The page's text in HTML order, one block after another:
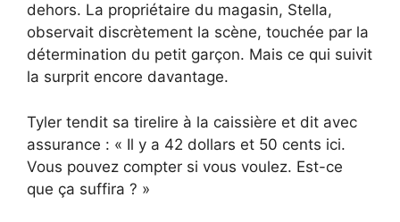
dehors. La propriétaire du magasin, Stella,
observait discrètement la scène, touchée par la
détermination du petit garçon. Mais ce qui suivit
la surprit encore davantage.
Tyler tendit sa tirelire à la caissière et dit avec
assurance : « Il y a 42 dollars et 50 cents ici.
Vous pouvez compter si vous voulez. Est-ce
que ça suffira ? »